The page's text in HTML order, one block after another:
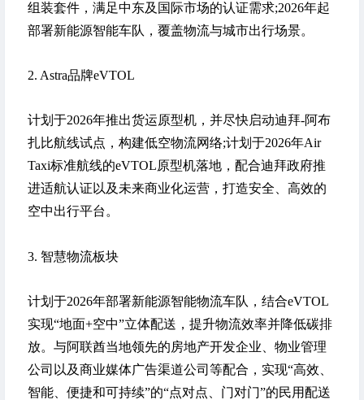
组装套件，满足中东及国际市场的认证需求;2026年起
部署新能源智能车队，覆盖物流与城市出行场景。
2. Astra品牌eVTOL
计划于2026年推出货运原型机，并尽快启动迪拜-阿布
扎比航线试点，构建低空物流网络;计划于2026年Air
Taxi标准航线的eVTOL原型机落地，配合迪拜政府推
进适航认证以及未来商业化运营，打造安全、高效的
空中出行平台。
3. 智慧物流板块
计划于2026年部署新能源智能物流车队，结合eVTOL
实现“地面+空中”立体配送，提升物流效率并降低碳排
放。与阿联酋当地领先的房地产开发企业、物业管理
公司以及商业媒体广告渠道公司等配合，实现“高效、
智能、便捷和可持续”的“点对点、门对门”的民用配送